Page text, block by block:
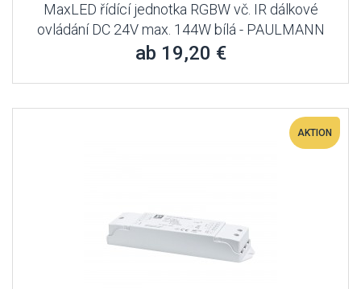
MaxLED řídící jednotka RGBW vč. IR dálkové
ovládání DC 24V max. 144W bílá - PAULMANN
ab 19,20 €
AKTION